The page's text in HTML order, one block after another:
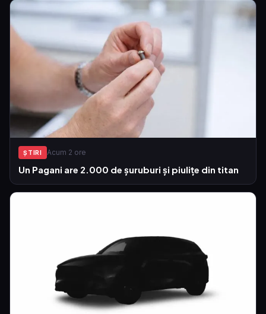
ŞTIRI Acum 2 ore
Un Pagani are 2.000 de șuruburi și piulițe din titan